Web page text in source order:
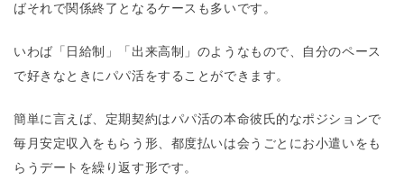
ばそれで関係終了となるケースも多いです。
いわば「日給制」「出来高制」のようなもので、自分のペース
で好きなときにパパ活をすることができます。
簡単に言えば、定期契約はパパ活の本命彼氏的なポジションで
毎月安定収入をもらう形、都度払いは会うごとにお小遣いをも
らうデートを繰り返す形です。